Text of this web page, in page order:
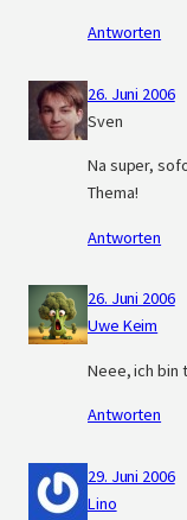
Antworten
26. Juni 2006
Sven
Na super,
Thema!
Antworten
26. Juni 2006
Uwe Keim
Neee, ich bin
Antworten
29. Juni 2006
Lino